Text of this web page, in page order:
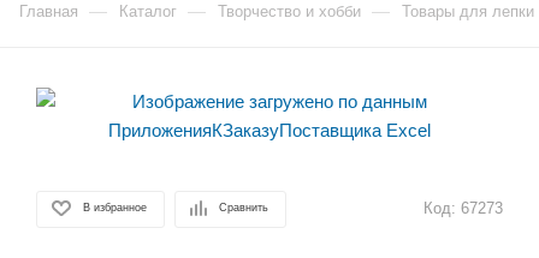
Главная — Каталог — Творчество и хобби — Товары для лепки
В избранное Сравнить Код: 67273